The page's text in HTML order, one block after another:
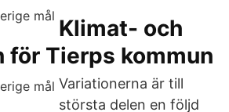
Klimat- och
för Tierps kommun
Variationerna är till
största delen en följd